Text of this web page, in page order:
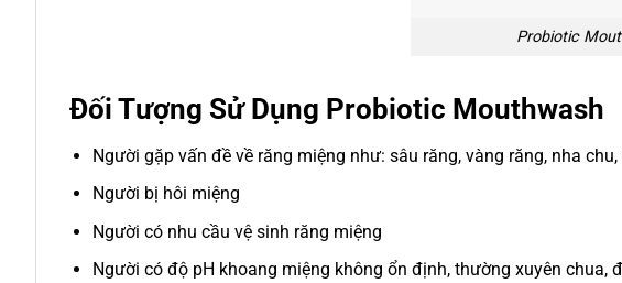
Probiotic
Đối Tượng Sử Dụng Probiotic Mouthwash
Người gặp vấn đề về răng miệng như: sâu răng, vàng răng, nha
Người bị hôi miệng
Người có nhu cầu vệ sinh răng miệng
Người có độ pH khoang miệng không ổn định, thường xuyên chua,